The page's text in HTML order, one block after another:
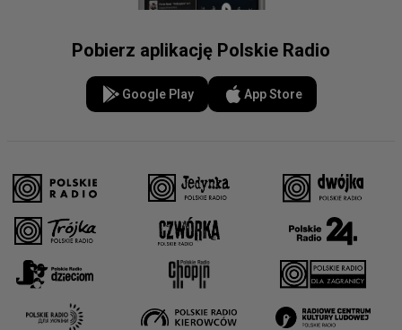
Pobierz aplikację Polskie Radio
Google Play App Store